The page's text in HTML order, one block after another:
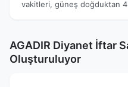
vakitleri, güneş doğduktan
AGADIR Diyanet İftar
Oluşturuluyor